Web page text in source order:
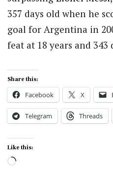
357 days old when he
goal for Argentina in
feat at 18 years and 343
Share this:
Facebook X
Telegram Threads
Like this:
Loading…